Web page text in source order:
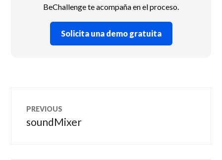
BeChallenge te acompaña en el proceso.
Solicita una demo gratuita
PREVIOUS
Previous
soundMixer